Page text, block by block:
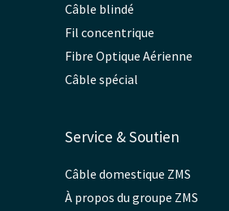
Câble blindé
Fil concentrique
Fibre Optique Aérienne
Câble spécial
Service & Soutien
Câble domestique ZMS
À propos du groupe ZMS